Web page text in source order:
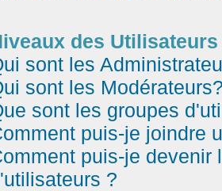
des
sont les
sont les
sont les groupes
puis-je joindre
puis-je devenir
?